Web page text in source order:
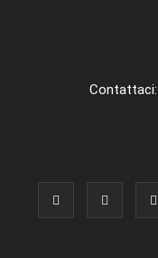
Contattaci: